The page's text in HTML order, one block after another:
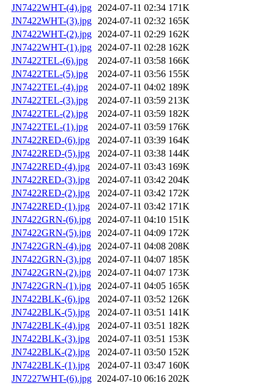
JN7422WHT-(4).jpg
2024-07-11 02:34 171K
JN7422WHT-(3).jpg
2024-07-11 02:32 165K
JN7422WHT-(2).jpg
2024-07-11 02:29 162K
JN7422WHT-(1).jpg
2024-07-11 02:28 162K
JN7422TEL-(6).jpg
2024-07-11 03:58 166K
JN7422TEL-(5).jpg
2024-07-11 03:56 155K
JN7422TEL-(4).jpg
2024-07-11 04:02 189K
JN7422TEL-(3).jpg
2024-07-11 03:59 213K
JN7422TEL-(2).jpg
2024-07-11 03:59 182K
JN7422TEL-(1).jpg
2024-07-11 03:59 176K
JN7422RED-(6).jpg
2024-07-11 03:39 164K
JN7422RED-(5).jpg
2024-07-11 03:38 144K
JN7422RED-(4).jpg
2024-07-11 03:43 169K
JN7422RED-(3).jpg
2024-07-11 03:42 204K
JN7422RED-(2).jpg
2024-07-11 03:42 172K
JN7422RED-(1).jpg
2024-07-11 03:42 171K
JN7422GRN-(6).jpg
2024-07-11 04:10 151K
JN7422GRN-(5).jpg
2024-07-11 04:09 172K
JN7422GRN-(4).jpg
2024-07-11 04:08 208K
JN7422GRN-(3).jpg
2024-07-11 04:07 185K
JN7422GRN-(2).jpg
2024-07-11 04:07 173K
JN7422GRN-(1).jpg
2024-07-11 04:05 165K
JN7422BLK-(6).jpg
2024-07-11 03:52 126K
JN7422BLK-(5).jpg
2024-07-11 03:51 141K
JN7422BLK-(4).jpg
2024-07-11 03:51 182K
JN7422BLK-(3).jpg
2024-07-11 03:51 153K
JN7422BLK-(2).jpg
2024-07-11 03:50 152K
JN7422BLK-(1).jpg
2024-07-11 03:47 160K
JN7227WHT-(6).jpg 2024-07-10 06:16 202K